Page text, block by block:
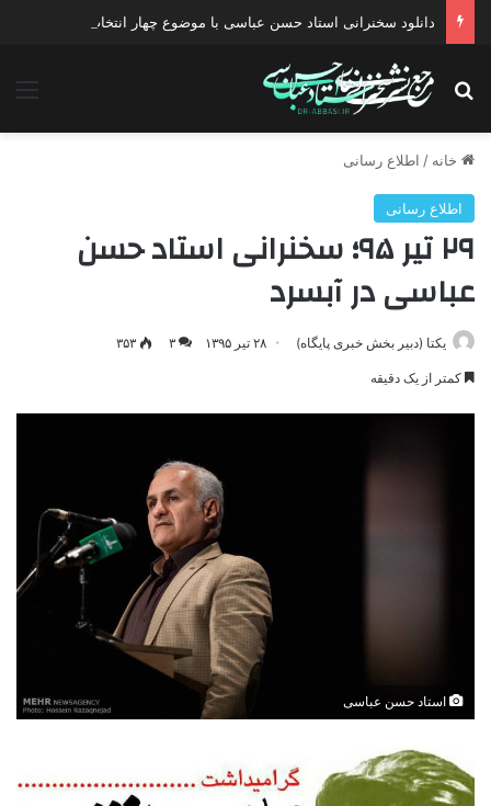
دانلود سخنرانی استاد حسن عباسی با موضوع چهار انتخاب ۱۴۰۰
جستجو برای
خانه / اطلاع رسانی
اطلاع رسانی
۲۹ تیر ۹۵؛ سخنرانی استاد حسن
عباسی در آبسرد
یکتا (دبیر بخش خبری پایگاه) ۲۸ تیر ۱۳۹۵ ۳ ۳۵۳
کمتر از یک دقیقه
استاد حسن عباسی